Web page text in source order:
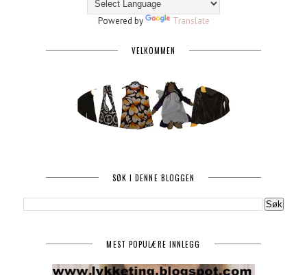
Powered by Translate
VELKOMMEN
SØK I DENNE BLOGGEN
MEST POPULÆRE INNLEGG